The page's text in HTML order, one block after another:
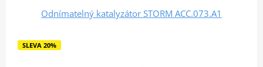
Odnímatelný katalyzátor STORM ACC.073.A1
SLEVA 20%